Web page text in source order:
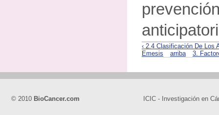
‹ 2.4 Clasificación De Los
Emesis
arriba 3.
© 2010 BioCancer.com ICIC - Investigación en